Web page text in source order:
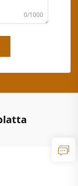
0/1000